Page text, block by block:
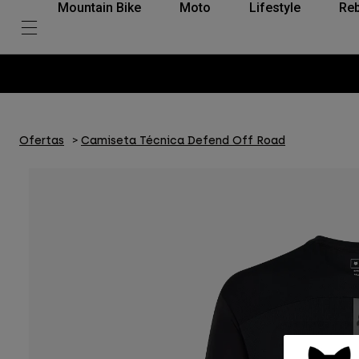
Mountain Bike Moto Lifestyle
Ofertas Camiseta Técnica Defend Off Road